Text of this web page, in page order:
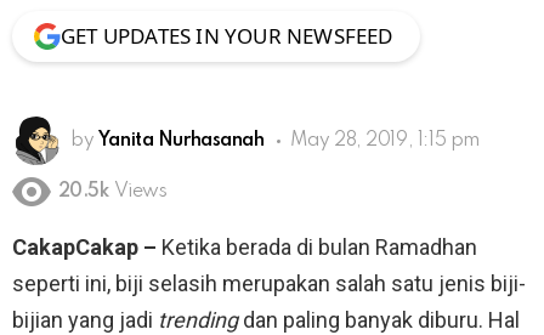
GET UPDATES IN YOUR NEWSFEED
by Yanita Nurhasanah May 28, 2019, 1:15 pm
20.5k Views
CakapCakap – Ketika berada di bulan Ramadhan
seperti ini, biji selasih merupakan salah satu jenis biji-
bijian yang jadi trendingdan paling banyak diburu. Hal